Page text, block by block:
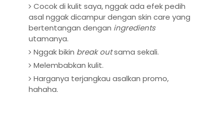
Cocok di kulit saya, nggak ada efek pedih
asal nggak dicampur dengan skin care yang
bertentangan dengan ingredients
utamanya.
Nggak bikin break outsama sekali.
Melembabkan kulit.
Harganya terjangkau asalkan promo,
hahaha.